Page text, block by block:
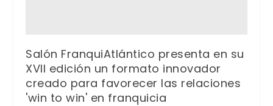
Salón FranquiAtlántico presenta en su
XVII edición un formato innovador
creado para favorecer las relaciones
'win to win' en franquicia